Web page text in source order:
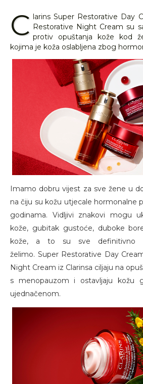
C larins Super Restorative Day
Restorative Night Cream su
protiv opuštanja kože kod
kojima je koža oslabljena zbog
Imamo dobru vijest za sve žene u
na čiju su kožu utjecale hormonalne
godinama. Vidljivi znakovi mogu
kože, gubitak gustoće, duboke
kože, a to su sve definitivno
želimo. Super Restorative Day
Night Cream iz Clarinsa ciljaju na
s menopauzom i ostavljaju kožu
ujednačenom.